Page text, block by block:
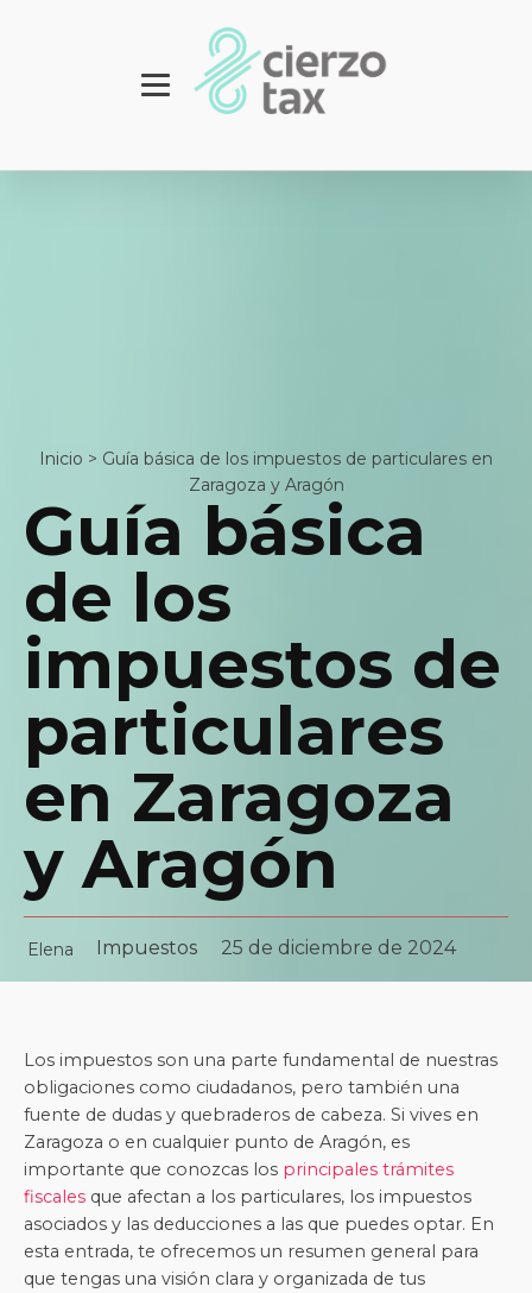
Inicio > Guía básica de los impuestos de particulares en
Zaragoza y Aragón
Guía básica
de los
impuestos de
particulares
en Zaragoza
y Aragón
Elena Impuestos 25 de diciembre de 2024
Los impuestos son una parte fundamental de nuestras
obligaciones como ciudadanos, pero también una
fuente de dudas y quebraderos de cabeza. Si vives en
Zaragoza o en cualquier punto de Aragón, es
importante que conozcas los principales trámites
fiscales que afectan a los particulares, los impuestos
asociados y las deducciones a las que puedes optar. En
esta entrada, te ofrecemos un resumen general para
que tengas una visión clara y organizada de tus